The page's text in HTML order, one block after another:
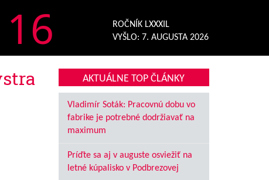
16
ROČNÍK LXXXIL
VYŠLO: 7. AUGUSTA 2026
AKTUÁLNE TOP ČLÁNKY
Vladimír Soták: Pracovnú dobu vo
fabrike je potrebné dodržiavať na
maximum
Príďte sa aj v auguste osviežiť na
letné kúpalisko v Podbrezovej